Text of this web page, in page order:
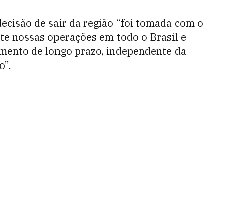
de sair da região “foi tomada com o
nossas operações em todo o Brasil e
de longo prazo, independente da